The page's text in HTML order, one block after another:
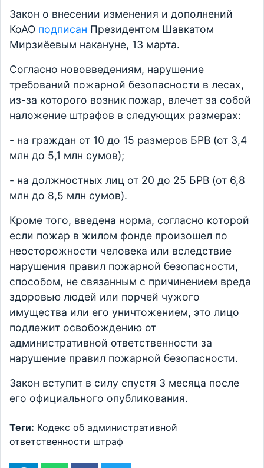
Закон о внесении изменения и дополнений
КоАО подписан Президентом Шавкатом
Мирзиёевым накануне, 13 марта.
Согласно нововведениям, нарушение
требований пожарной безопасности в лесах,
из-за которого возник пожар, влечет за собой
наложение штрафов в следующих размерах:
- на граждан от 10 до 15 размеров БРВ (от 3,4
млн до 5,1 млн сумов);
- на должностных лиц от 20 до 25 БРВ (от 6,8
млн до 8,5 млн сумов).
Кроме того, введена норма, согласно которой
если пожар в жилом фонде произошел по
неосторожности человека или вследствие
нарушения правил пожарной безопасности,
способом, не связанным с причинением вреда
здоровью людей или порчей чужого
имущества или его уничтожением, это лицо
подлежит освобождению от
административной ответственности за
нарушение правил пожарной безопасности.
Закон вступит в силу спустя 3 месяца после
его официального опубликования.
Теги: Кодекс об административной
ответственности штраф